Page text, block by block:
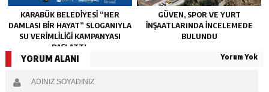
KARABÜK BELEDİYESİ “HER
DAMLASI BİR HAYAT” SLOGANIYLA
SU VERİMLİLİĞİ KAMPANYASI
BAŞLATTI.
GÜVEN, SPOR VE YURT
İNŞAATLARINDA İNCELEMEDE
BULUNDU
YORUM ALANI Yorum Yok